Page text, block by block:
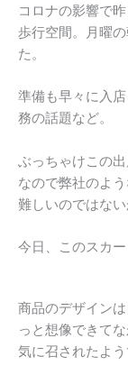
コロナの影響で
歩行空間。月曜
た。
準備も早々に入
務の話題など。
ぶっちゃけこの
なので弊社のよ
難しいのではな
今日、このスカ
商品のデザイン
っと想像できて
気に召されたよ